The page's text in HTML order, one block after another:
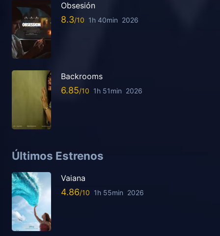
Obsesión
8.3 1h 40min 2026
Backrooms
6.85 1h 51min 2026
Últimos Estrenos
Vaiana
4.86 1h 55min 2026